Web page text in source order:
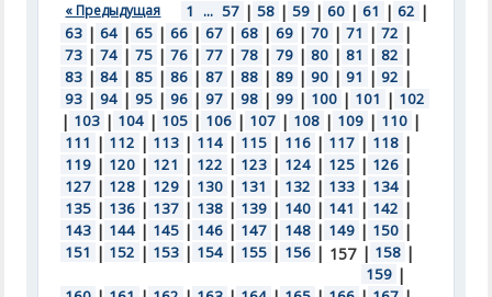
« Предыдущая 1 ... 57 | 58 | 59 | 60 | 61 | 62 |
63 | 64 | 65 | 66 | 67 | 68 | 69 | 70 | 71 | 72 |
73 | 74 | 75 | 76 | 77 | 78 | 79 | 80 | 81 | 82 |
83 | 84 | 85 | 86 | 87 | 88 | 89 | 90 | 91 | 92 |
93 | 94 | 95 | 96 | 97 | 98 | 99 | 100 | 101 | 102
| 103 | 104 | 105 | 106 | 107 | 108 | 109 | 110 |
111 | 112 | 113 | 114 | 115 | 116 | 117 | 118 |
119 | 120 | 121 | 122 | 123 | 124 | 125 | 126 |
127 | 128 | 129 | 130 | 131 | 132 | 133 | 134 |
135 | 136 | 137 | 138 | 139 | 140 | 141 | 142 |
143 | 144 | 145 | 146 | 147 | 148 | 149 | 150 |
151 | 152 | 153 | 154 | 155 | 156 | 157 | 158 |
159 |